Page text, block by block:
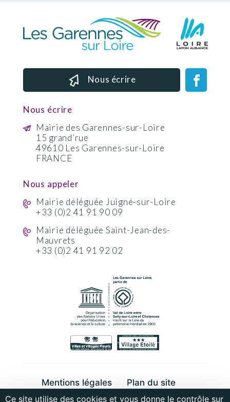
Nous écrire
Nous écrire
Mairie des Garennes-sur-Loire
15 grand’rue
49610 Les Garennes-sur-Loire
FRANCE
Nous appeler
Mairie déléguée Juigné-sur-Loire
+33 (0)2 41 91 90 09
Mairie déléguée Saint-Jean-des-
Mauvrets
+33 (0)2 41 91 92 02
Mentions légales
Plan du site
Ce site utilise des cookies et vous donne le contrôle sur